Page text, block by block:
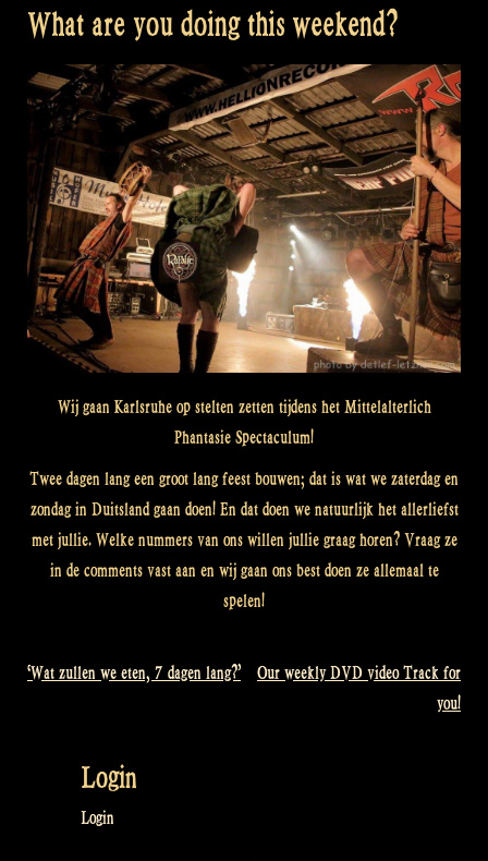
What are you doing this weekend?
Wij gaan Karlsruhe op stelten zetten tijdens het Mittelalterlich
Phantasie Spectaculum!
Twee dagen lang een groot lang feest bouwen; dat is wat we zaterdag en
zondag in Duitsland gaan doen! En dat doen we natuurlijk het allerliefst
met jullie. Welke nummers van ons willen jullie graag horen? Vraag ze
in de comments vast aan en wij gaan ons best doen ze allemaal te
spelen!
Bericht
‘Wat zullen we eten, 7 dagen lang?’
Our weekly DVD video Track for
you!
Login
Login